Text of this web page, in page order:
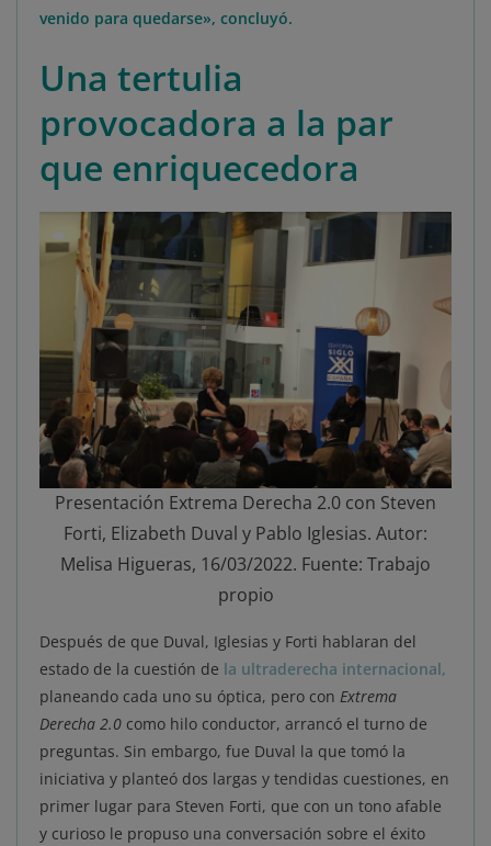
venido para quedarse», concluyó.
Una tertulia
provocadora a la par
que enriquecedora
Presentación Extrema Derecha 2.0 con Steven
Forti, Elizabeth Duval y Pablo Iglesias. Autor:
Melisa Higueras, 16/03/2022. Fuente: Trabajo
propio
Después de que Duval, Iglesias y Forti hablaran del
estado de la cuestión de la ultraderecha internacional,
planeando cada uno su óptica, pero con Extrema
Derecha 2.0 como hilo conductor, arrancó el turno de
preguntas. Sin embargo, fue Duval la que tomó la
iniciativa y planteó dos largas y tendidas cuestiones, en
primer lugar para Steven Forti, que con un tono afable
y curioso le propuso una conversación sobre el éxito